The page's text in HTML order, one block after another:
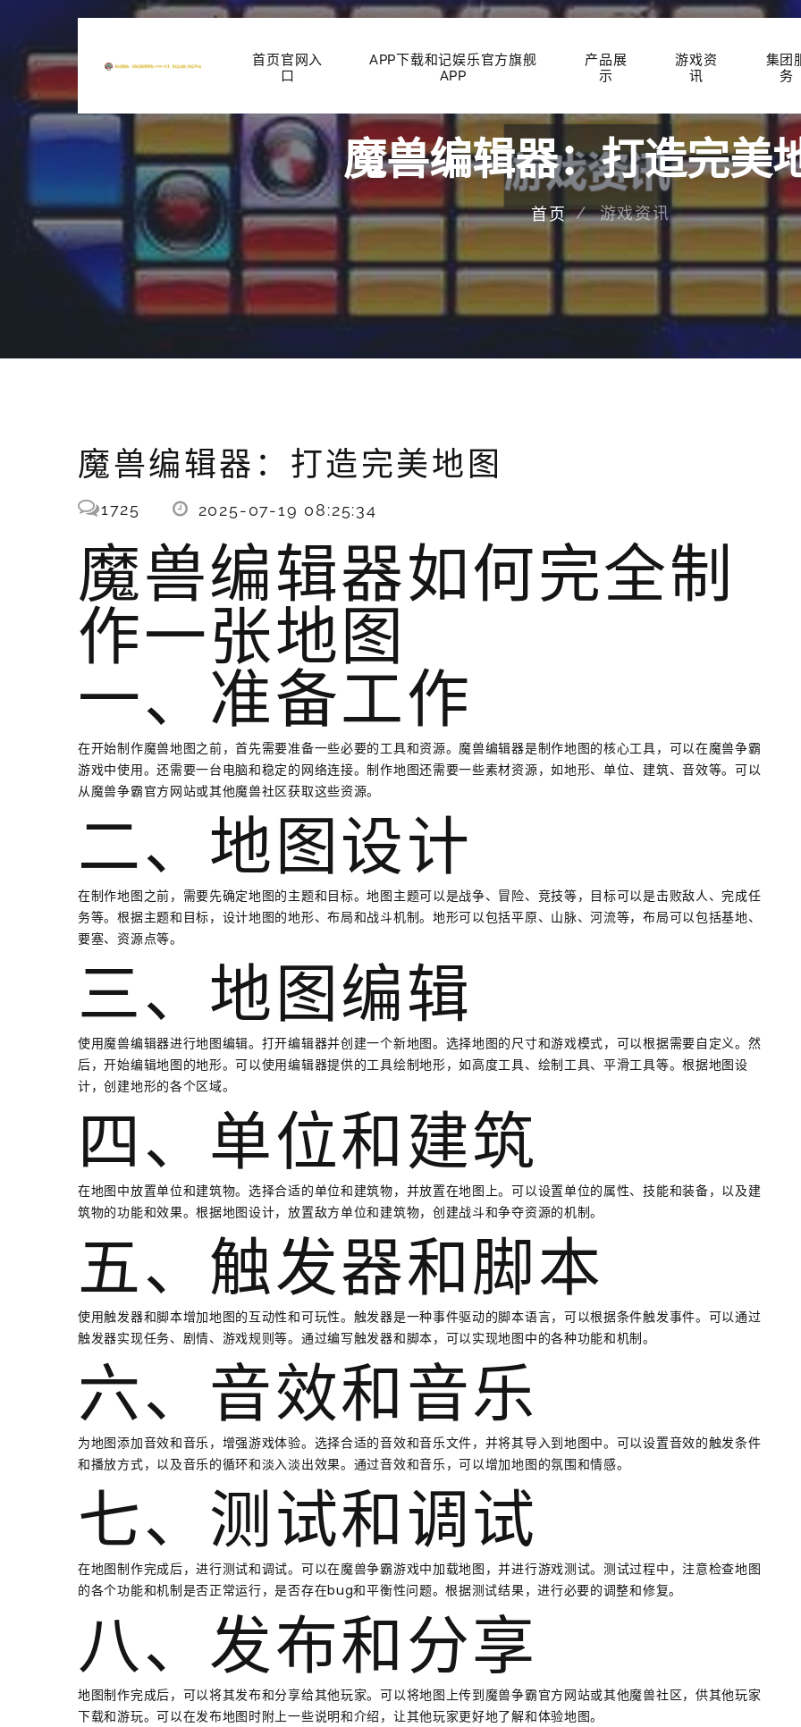
首页官网入
口
APP下载和记娱乐官方旗舰
APP
产品展
示
游戏资
讯
集团
务
魔兽编辑器：打造完美
首页 游戏资讯
魔兽编辑器：打造完美地图
1725 2025-07-19 08:25:34
魔兽编辑器如何完全制
作一张地图
一、准备工作
在开始制作魔兽地图之前，首先需要准备一些必要的工具和资源。魔兽编辑器是制作地图的核心工具，可以在魔兽争霸
游戏中使用。还需要一台电脑和稳定的网络连接。制作地图还需要一些素材资源，如地形、单位、建筑、音效等。可以
从魔兽争霸官方网站或其他魔兽社区获取这些资源。
二、地图设计
在制作地图之前，需要先确定地图的主题和目标。地图主题可以是战争、冒险、竞技等，目标可以是击败敌人、完成任
务等。根据主题和目标，设计地图的地形、布局和战斗机制。地形可以包括平原、山脉、河流等，布局可以包括基地、
要塞、资源点等。
三、地图编辑
使用魔兽编辑器进行地图编辑。打开编辑器并创建一个新地图。选择地图的尺寸和游戏模式，可以根据需要自定义。然
后，开始编辑地图的地形。可以使用编辑器提供的工具绘制地形，如高度工具、绘制工具、平滑工具等。根据地图设
计，创建地形的各个区域。
四、单位和建筑
在地图中放置单位和建筑物。选择合适的单位和建筑物，并放置在地图上。可以设置单位的属性、技能和装备，以及建
筑物的功能和效果。根据地图设计，放置敌方单位和建筑物，创建战斗和争夺资源的机制。
五、触发器和脚本
使用触发器和脚本增加地图的互动性和可玩性。触发器是一种事件驱动的脚本语言，可以根据条件触发事件。可以通过
触发器实现任务、剧情、游戏规则等。通过编写触发器和脚本，可以实现地图中的各种功能和机制。
六、音效和音乐
为地图添加音效和音乐，增强游戏体验。选择合适的音效和音乐文件，并将其导入到地图中。可以设置音效的触发条件
和播放方式，以及音乐的循环和淡入淡出效果。通过音效和音乐，可以增加地图的氛围和情感。
七、测试和调试
在地图制作完成后，进行测试和调试。可以在魔兽争霸游戏中加载地图，并进行游戏测试。测试过程中，注意检查地图
的各个功能和机制是否正常运行，是否存在bug和平衡性问题。根据测试结果，进行必要的调整和修复。
八、发布和分享
地图制作完成后，可以将其发布和分享给其他玩家。可以将地图上传到魔兽争霸官方网站或其他魔兽社区，供其他玩家
下载和游玩。可以在发布地图时附上一些说明和介绍，让其他玩家更好地了解和体验地图。